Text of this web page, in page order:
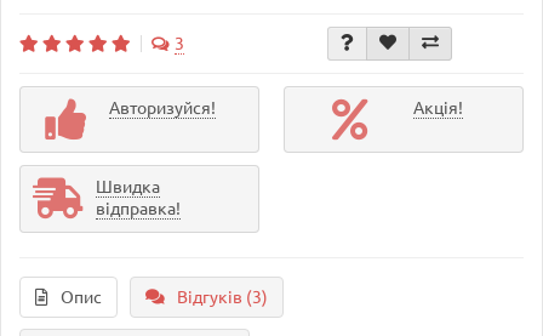
3
Авторизуйся! Акція!
Швидка
відправка!
Опис Відгуків (3)